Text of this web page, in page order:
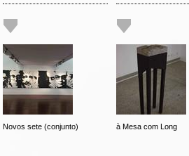
Novos sete (conjunto) à Mesa com Long